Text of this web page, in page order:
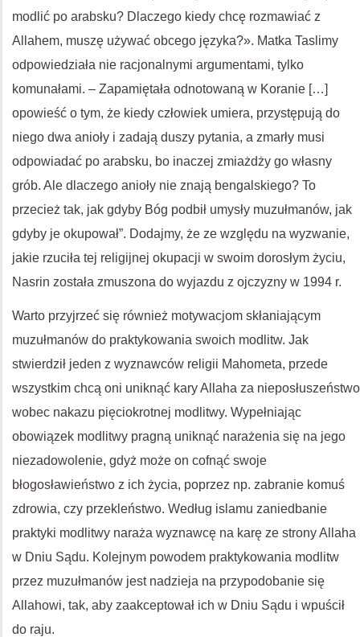
modlić po arabsku? Dlaczego kiedy chcę rozmawiać z
Allahem, muszę używać obcego języka?». Matka Taslimy
odpowiedziała nie racjonalnymi argumentami, tylko
komunałami. – Zapamiętała odnotowaną w Koranie […]
opowieść o tym, że kiedy człowiek umiera, przystępują do
niego dwa anioły i zadają duszy pytania, a zmarły musi
odpowiadać po arabsku, bo inaczej zmiażdży go własny
grób. Ale dlaczego anioły nie znają bengalskiego? To
przecież tak, jak gdyby Bóg podbił umysły muzułmanów, jak
gdyby je okupował”. Dodajmy, że ze względu na wyzwanie,
jakie rzuciła tej religijnej okupacji w swoim dorosłym życiu,
Nasrin została zmuszona do wyjazdu z ojczyzny w 1994 r.
Warto przyjrzeć się również motywacjom skłaniającym
muzułmanów do praktykowania swoich modlitw. Jak
stwierdził jeden z wyznawców religii Mahometa, przede
wszystkim chcą oni uniknąć kary Allaha za nieposłuszeństwo
wobec nakazu pięciokrotnej modlitwy. Wypełniając
obowiązek modlitwy pragną uniknąć narażenia się na jego
niezadowolenie, gdyż może on cofnąć swoje
błogosławieństwo z ich życia, poprzez np. zabranie komuś
zdrowia, czy przekleństwo. Według islamu zaniedbanie
praktyki modlitwy naraża wyznawcę na karę ze strony Allaha
w Dniu Sądu. Kolejnym powodem praktykowania modlitw
przez muzułmanów jest nadzieja na przypodobanie się
Allahowi, tak, aby zaakceptował ich w Dniu Sądu i wpuścił
do raju.